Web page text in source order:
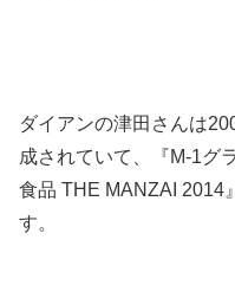
ダイアンの津田さんは
成されていて、『M-1グ
食品 THE MANZAI 2014
す。